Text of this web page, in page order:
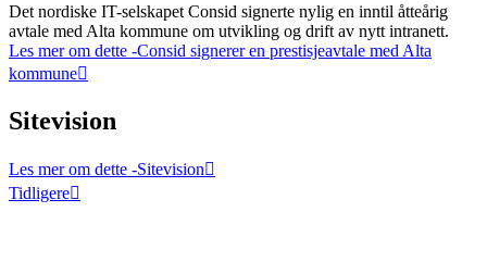
Det nordiske IT-selskapet Consid signerte nylig en inntil åtteårig
avtale med Alta kommune om utvikling og drift av nytt intranett.
Les mer om dette -Consid signerer en prestisjeavtale med Alta
kommune
Sitevision
Les mer om dette -Sitevision
Tidligere